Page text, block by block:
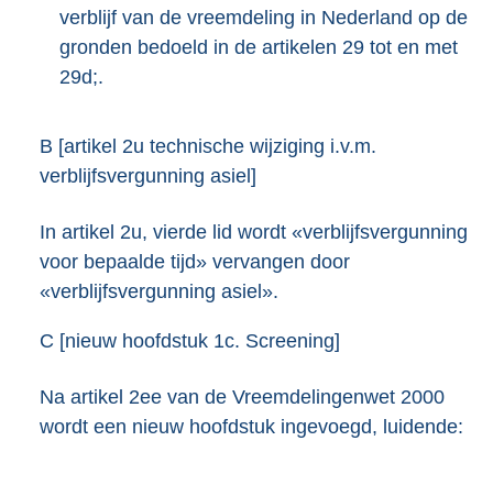
verblijf van de vreemdeling in Nederland op de
gronden bedoeld in de artikelen 29 tot en met
29d;.
B [artikel 2u technische wijziging i.v.m.
verblijfsvergunning asiel]
In artikel 2u, vierde lid wordt «verblijfsvergunning
voor bepaalde tijd» vervangen door
«verblijfsvergunning asiel».
C [nieuw hoofdstuk 1c. Screening]
Na artikel 2ee van de Vreemdelingenwet 2000
wordt een nieuw hoofdstuk ingevoegd, luidende: